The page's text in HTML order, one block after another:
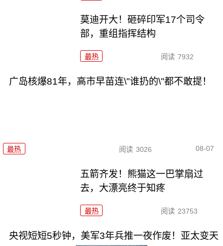
莫迪开大！砸碎印军17个司令
部，重组指挥结构
最热 阅读 7932
广岛核爆81年，高市早苗连\"谁扔的\"都不敢提！
最热 阅读 3026 08-07
五箭齐发！熊猫这一巴掌扇过
去，大漂亮终于知疼
最热 阅读 23753
央视短短5秒钟，美军3年兵推一夜作废！亚太变天